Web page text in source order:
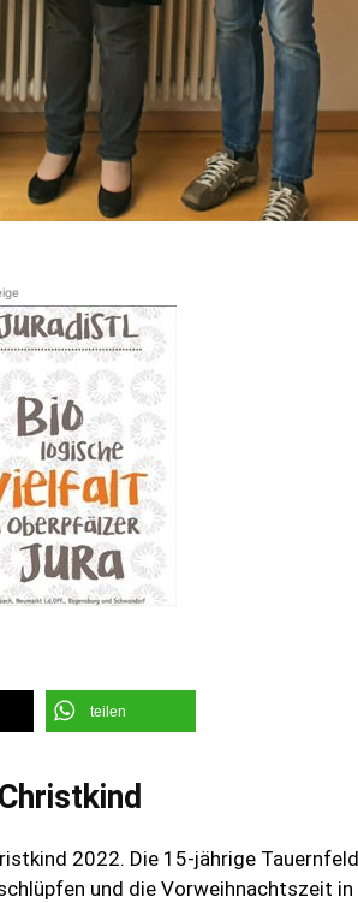
teilen
2022. Die 15-jährige
und die Vorweihnachtszeit in